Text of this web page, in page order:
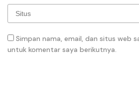
Simpan nama, email, dan situs web
untuk komentar saya berikutnya.